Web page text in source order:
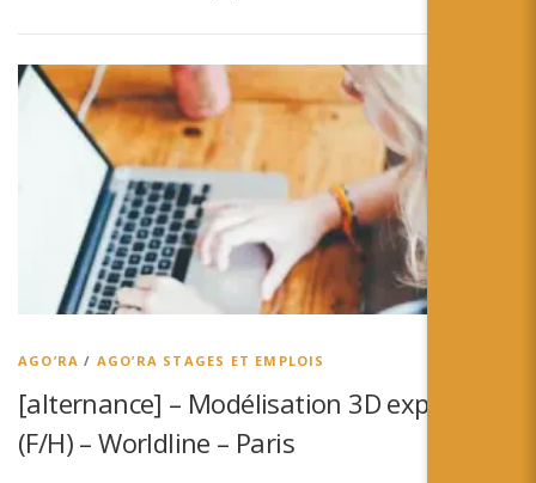
AGO’RA / AGO’RA STAGES ET EMPLOIS
[alternance] – Modélisation 3D expert
(F/H) – Worldline – Paris